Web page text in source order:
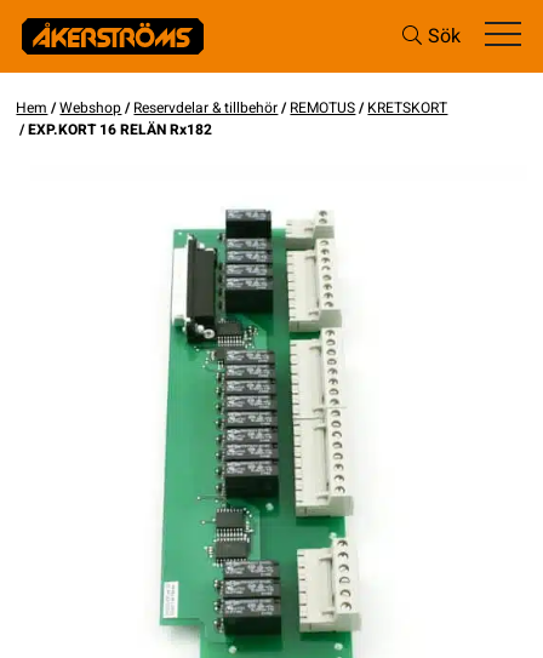
Sök
Hem /Webshop/Reservdelar & tillbehör/REMOTUS/KRETSKORT
/ EXP.KORT 16 RELÄN Rx182